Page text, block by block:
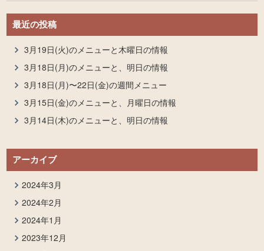
最近の投稿
3月19日(火)のメニューと木曜日の情報
3月18日(月)のメニューと、明日の情報
3月18日(月)〜22日(金)の週間メニュー
3月15日(金)のメニューと、月曜日の情報
3月14日(木)のメニューと、明日の情報
アーカイブ
2024年3月
2024年2月
2024年1月
2023年12月